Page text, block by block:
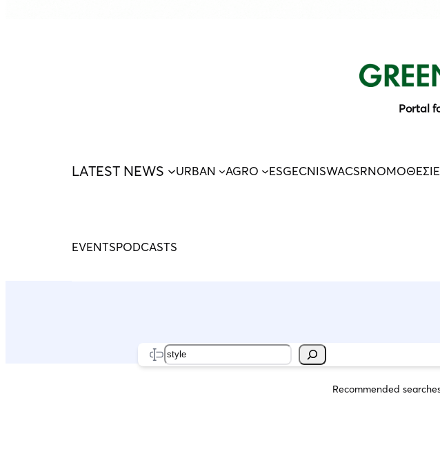
Portal
LATEST NEWS URBAN AGRO ESGECNISWACSR
EVENTSPODCASTS
Search
Recommended